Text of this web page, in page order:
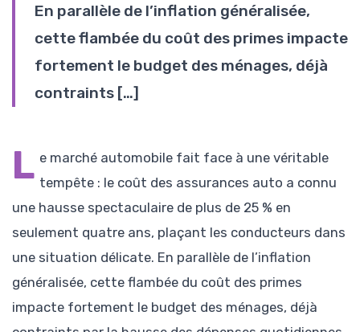
En parallèle de l’inflation généralisée,
cette flambée du coût des primes impacte
fortement le budget des ménages, déjà
contraints […]
L e marché automobile fait face à une véritable
tempête : le coût des assurances auto a connu
une hausse spectaculaire de plus de 25 % en
seulement quatre ans, plaçant les conducteurs dans
une situation délicate. En parallèle de l’inflation
généralisée, cette flambée du coût des primes
impacte fortement le budget des ménages, déjà